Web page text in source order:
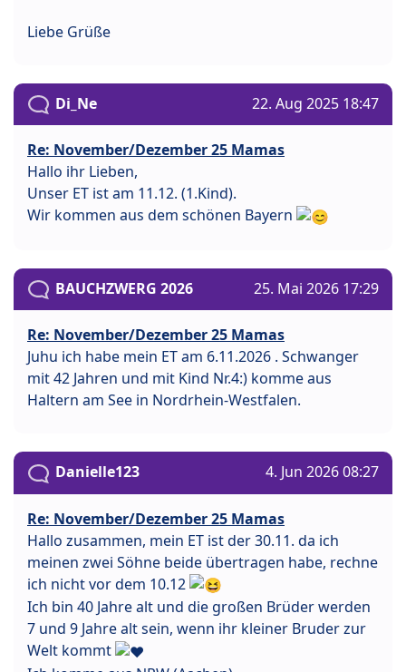
Liebe Grüße
Di_Ne 22. Aug 2025 18:47
Re: November/Dezember 25 Mamas
Hallo ihr Lieben,
Unser ET ist am 11.12. (1.Kind).
Wir kommen aus dem schönen Bayern
BAUCHZWERG 2026 25. Mai 2026 17:29
Re: November/Dezember 25 Mamas
Juhu ich habe mein ET am 6.11.2026 . Schwanger
mit 42 Jahren und mit Kind Nr.4:) komme aus
Haltern am See in Nordrhein-Westfalen.
Danielle123 4. Jun 2026 08:27
Re: November/Dezember 25 Mamas
Hallo zusammen, mein ET ist der 30.11. da ich
meinen zwei Söhne beide übertragen habe, rechne
ich nicht vor dem 10.12
Ich bin 40 Jahre alt und die großen Brüder werden
7 und 9 Jahre alt sein, wenn ihr kleiner Bruder zur
Welt kommt